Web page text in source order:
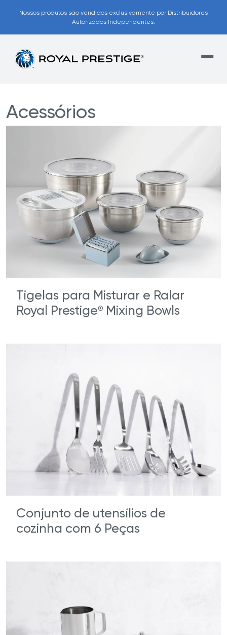
Nossos produtos são vendidos exclusivamente por Distribuidores
Autorizados Independentes.
Acessórios
Tigelas para Misturar e Ralar
Royal Prestige® Mixing Bowls
Conjunto de utensílios de
cozinha com 6 Peças